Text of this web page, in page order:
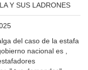
Y SUS LADRONES
del caso de la estafa
nacional es ,